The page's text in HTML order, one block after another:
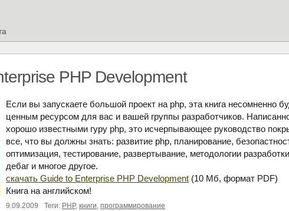
PHP Development
Если вы запускаете большой проект на php, эта книга несомненно
ценным ресурсом для вас и вашей группы разработчиков.
хорошо известными гуру php, это исчерпывающее руководство
все, что вы должны знать: развитие php, планирование,
оптимизация, тестирование, развертывание, методологии
дебаг и многое другое.
скачать Guide to Enterprise PHP Development (10 Мб, формат PDF)
Книга на английском!
9.09.2009 Теги: PHP, книги, программирование